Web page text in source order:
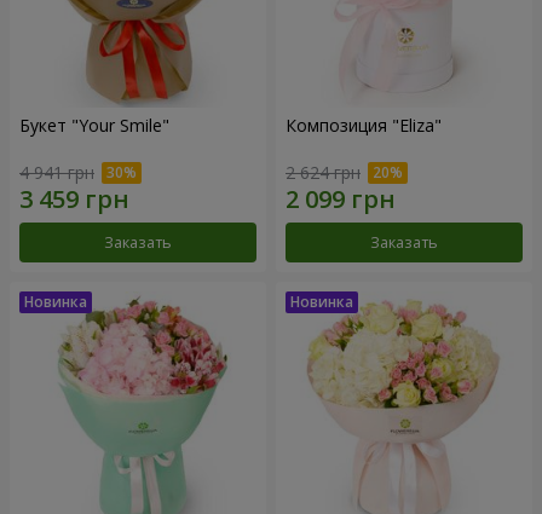
Букет "Your Smile"
4 941 грн
Заказать
Композиция "Eliza"
2 624 грн
Заказать